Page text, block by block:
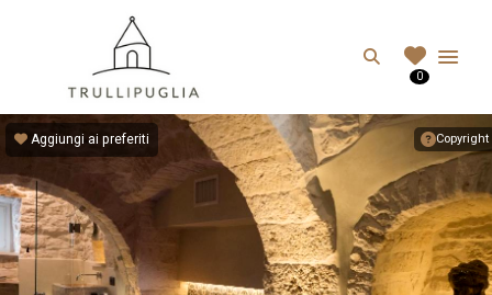
Search
0
Copyright
Aggiungi ai preferiti